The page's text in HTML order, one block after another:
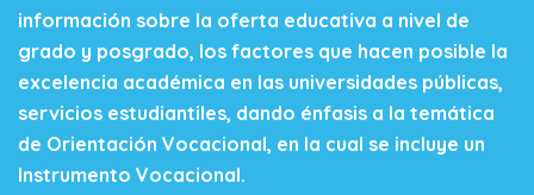
información sobre la oferta educativa a nivel de
grado y posgrado, los factores que hacen posible la
excelencia académica en las universidades públicas,
servicios estudiantiles, dando énfasis a la temática
de Orientación Vocacional, en la cual se incluye un
Instrumento Vocacional.